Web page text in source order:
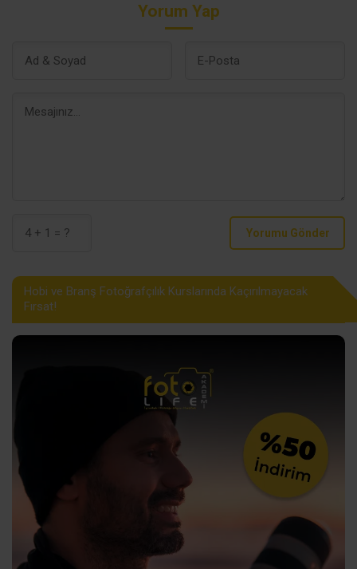
Yorum Yap
Yorumu Gönder
Hobi ve Branş Fotoğrafçılık Kurslarında Kaçırılmayacak
Fırsat!